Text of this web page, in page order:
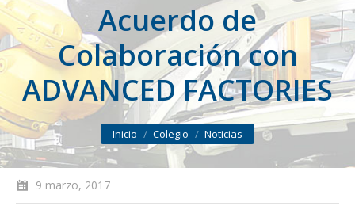
Acuerdo de
Colaboración con
ADVANCED FACTORIES
You are here:
Inicio Colegio Noticias
9 marzo, 2017